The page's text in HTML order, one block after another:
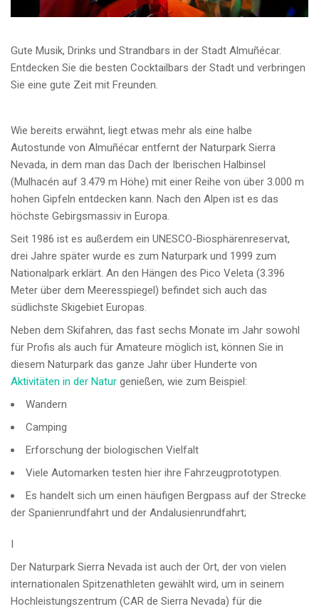
Gute Musik, Drinks und Strandbars in der Stadt Almuñécar.
Entdecken Sie die besten Cocktailbars der Stadt und verbringen
Sie eine gute Zeit mit Freunden.
Wie bereits erwähnt, liegt etwas mehr als eine halbe
Autostunde von Almuñécar entfernt der Naturpark Sierra
Nevada, in dem man das Dach der Iberischen Halbinsel
(Mulhacén auf 3.479 m Höhe) mit einer Reihe von über 3.000 m
hohen Gipfeln entdecken kann. Nach den Alpen ist es das
höchste Gebirgsmassiv in Europa.
Seit 1986 ist es außerdem ein UNESCO-Biosphärenreservat,
drei Jahre später wurde es zum Naturpark und 1999 zum
Nationalpark erklärt. An den Hängen des Pico Veleta (3.396
Meter über dem Meeresspiegel) befindet sich auch das
südlichste Skigebiet Europas.
Neben dem Skifahren, das fast sechs Monate im Jahr sowohl
für Profis als auch für Amateure möglich ist, können Sie in
diesem Naturpark das ganze Jahr über Hunderte von
Aktivitäten in der Natur genießen, wie zum Beispiel:
Wandern
Camping
Erforschung der biologischen Vielfalt
Viele Automarken testen hier ihre Fahrzeugprototypen.
Es handelt sich um einen häufigen Bergpass auf der Strecke
der Spanienrundfahrt und der Andalusienrundfahrt;
Der Naturpark Sierra Nevada ist auch der Ort, der von vielen
internationalen Spitzenathleten gewählt wird, um in seinem
Hochleistungszentrum (CAR de Sierra Nevada) für die